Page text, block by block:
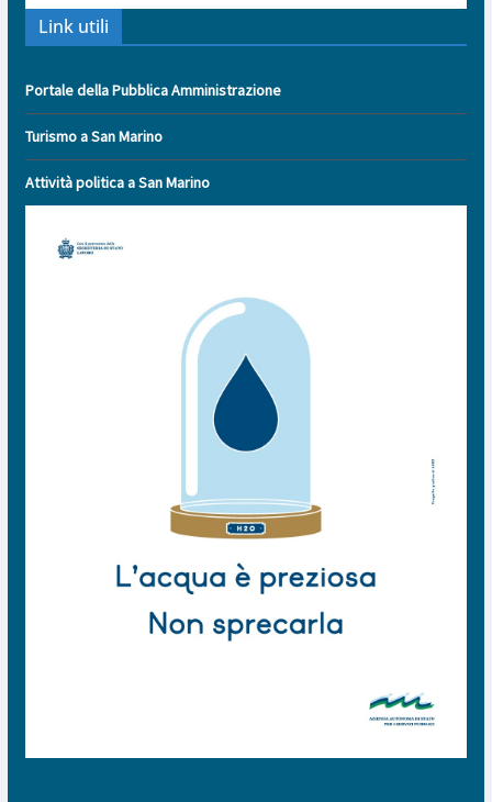
Link utili
Portale della Pubblica Amministrazione
Turismo a San Marino
Attività politica a San Marino